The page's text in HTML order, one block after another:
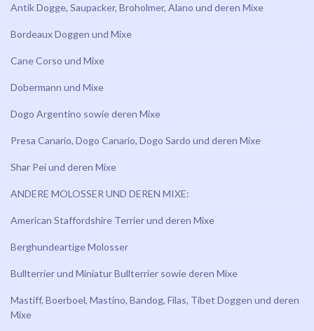
Antik Dogge, Saupacker, Broholmer, Alano und deren Mixe
Bordeaux Doggen und Mixe
Cane Corso und Mixe
Dobermann und Mixe
Dogo Argentino sowie deren Mixe
Presa Canario, Dogo Canario, Dogo Sardo und deren Mixe
Shar Pei und deren Mixe
ANDERE MOLOSSER UND DEREN MIXE:
American Staffordshire Terrier und deren Mixe
Berghundeartige Molosser
Bullterrier und Miniatur Bullterrier sowie deren Mixe
Mastiff, Boerboel, Mastino, Bandog, Filas, Tibet Doggen und deren
Mixe